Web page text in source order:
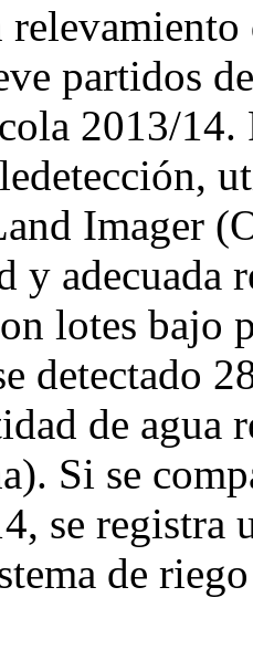
partidos
2013/14.
Imager
y adecuada
lotes bajo
detectado
de agua
Si se
se
de